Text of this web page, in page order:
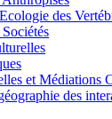
des
et Médiations
des